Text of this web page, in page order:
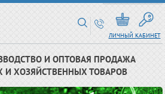
ЛИЧНЫЙ КАБИНЕТ
И ОПТОВАЯ ПРОДАЖА
И ХОЗЯЙСТВЕННЫХ ТОВАРОВ